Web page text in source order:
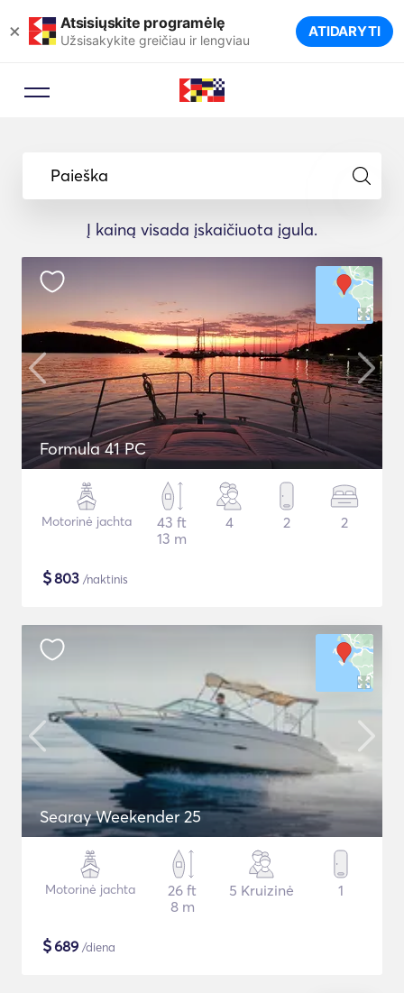
× Atsisiųskite programėlę
Užsisakykite greičiau ir lengviau ATIDARYTI
Paieška
Į kainą visada įskaičiuota įgula.
Formula 41 PC
Motorinė jachta
43 ft
13 m
4 2 2
$803 /naktinis
Searay Weekender 25
Motorinė jachta
26 ft
8 m
5 Kruizinė 1
$689 /diena